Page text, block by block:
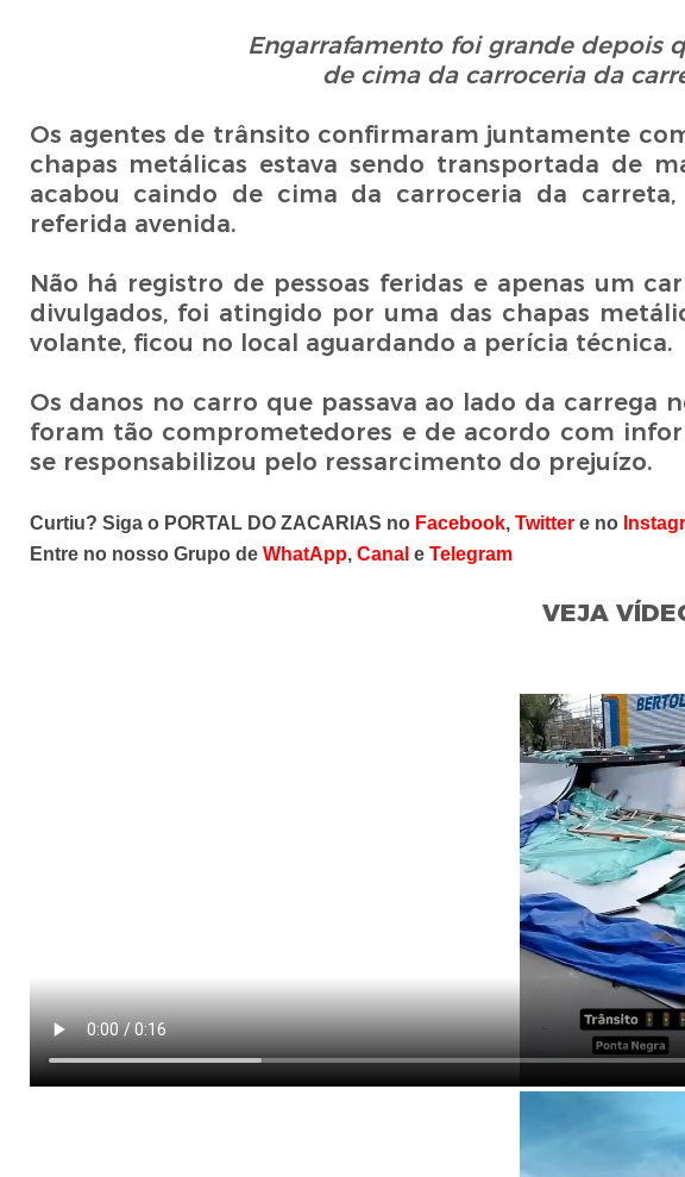
Engarrafamento foi grande depois
de cima da carroceria da
Os agentes de trânsito confirmaram juntamente
chapas metálicas estava sendo transportada de
acabou caindo de cima da carroceria da
referida avenida.
Não há registro de pessoas feridas e apenas um
divulgados, foi atingido por uma das chapas
volante, ficou no local aguardando a perícia técnica.
Os danos no carro que passava ao lado da carrega
foram tão comprometedores e de acordo com
se responsabilizou pelo ressarcimento do prejuízo.
Curtiu? Siga o PORTAL DO ZACARIAS no Facebook, Twittere no
Entre no nosso Grupo de WhatApp, Canal e Telegram
VEJA